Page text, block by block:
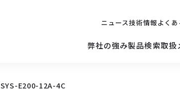
ニュース技術情報よく
弊社の強み製品検索取扱
SYS-E200-12A-4C